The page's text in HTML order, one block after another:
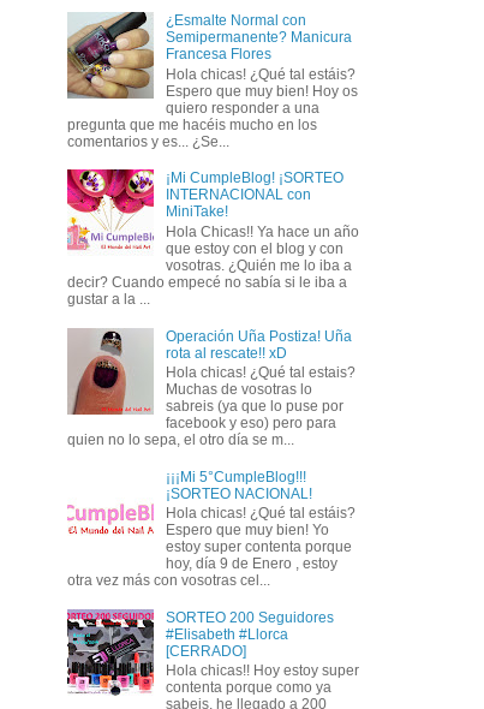
¿Esmalte Normal con
Semipermanente? Manicura
Francesa Flores
Hola chicas! ¿Qué tal estáis?
Espero que muy bien! Hoy os
quiero responder a una
pregunta que me hacéis mucho en los
comentarios y es... ¿Se...
¡Mi CumpleBlog! ¡SORTEO
INTERNACIONAL con
MiniTake!
Hola Chicas!! Ya hace un año
que estoy con el blog y con
vosotras. ¿Quién me lo iba a
decir? Cuando empecé no sabía si le iba a
gustar a la ...
Operación Uña Postiza! Uña
rota al rescate!! xD
Hola chicas! ¿Qué tal estais?
Muchas de vosotras lo
sabreis (ya que lo puse por
facebook y eso) pero para
quien no lo sepa, el otro día se m...
¡¡¡Mi 5°CumpleBlog!!!
¡SORTEO NACIONAL!
Hola chicas! ¿Qué tal estáis?
Espero que muy bien! Yo
estoy super contenta porque
hoy, día 9 de Enero , estoy
otra vez más con vosotras cel...
SORTEO 200 Seguidores
#Elisabeth #Llorca
[CERRADO]
Hola chicas!! Hoy estoy super
contenta porque como ya
sabeis, he llegado a 200